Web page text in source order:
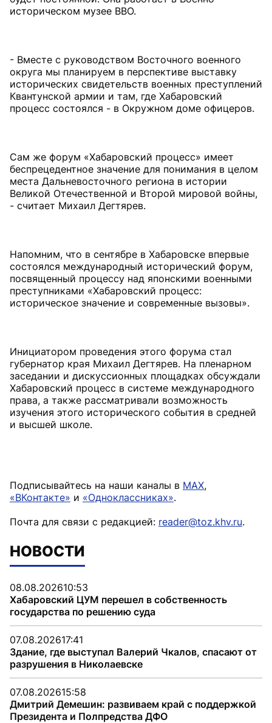
историческом музее ВВО.
- Вместе с руководством Восточного военного
округа мы планируем в перспективе выставку
исторических свидетельств военных преступлений
Квантунской армии и там, где Хабаровский
процесс состоялся - в Окружном доме офицеров.
Сам же форум «Хабаровский процесс» имеет
беспрецедентное значение для понимания в целом
места Дальневосточного региона в истории
Великой Отечественной и Второй мировой войны,
- считает Михаил Дегтярев.
Напомним, что в сентябре в Хабаровске впервые
состоялся международный исторический форум,
посвященный процессу над японскими военными
преступниками «Хабаровский процесс:
историческое значение и современные вызовы».
Инициатором проведения этого форума стал
губернатор края Михаил Дегтярев. На пленарном
заседании и дискуссионных площадках обсуждали
Хабаровский процесс в системе международного
права, а также рассматривали возможность
изучения этого исторического события в средней
и высшей школе.
Подписывайтесь на наши каналы в MAX,
«ВКонтакте» и «Одноклассниках».
Почта для связи с редакцией: reader@toz.khv.ru.
НОВОСТИ
08.08.202610:53
Хабаровский ЦУМ перешел в собственность
государства по решению суда
07.08.202617:41
Здание, где выступал Валерий Чкалов, спасают от
разрушения в Николаевске
07.08.202615:58
Дмитрий Демешин: развиваем край с поддержкой
Президента и Полпредства ДФО